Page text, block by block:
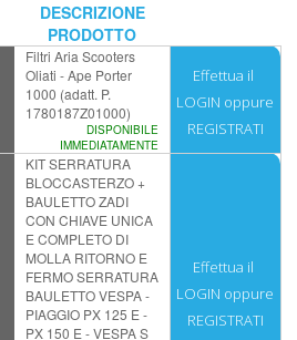
DESCRIZIONE
PRODOTTO
Filtri Aria Scooters
Oliati - Ape Porter
1000 (adatt. P.
1780187Z01000)
DISPONIBILE
IMMEDIATAMENTE
Effettua il
LOGIN oppure
REGISTRATI
KIT SERRATURA
BLOCCASTERZO +
BAULETTO ZADI
CON CHIAVE UNICA
E COMPLETO DI
MOLLA RITORNO E
FERMO SERRATURA
BAULETTO VESPA -
PIAGGIO PX 125 E -
PX 150 E - VESPA S
Effettua il
LOGIN oppure
REGISTRATI